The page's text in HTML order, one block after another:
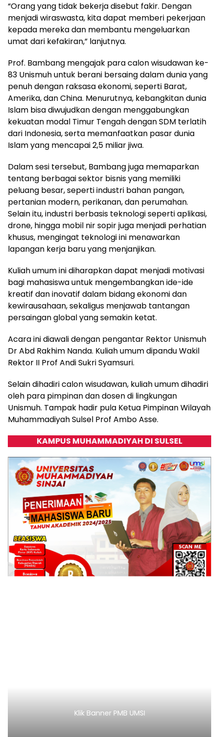
“Orang yang tidak bekerja disebut fakir. Dengan
menjadi wiraswasta, kita dapat memberi pekerjaan
kepada mereka dan membantu mengeluarkan
umat dari kefakiran,” lanjutnya.
Prof. Bambang mengajak para calon wisudawan ke-
83 Unismuh untuk berani bersaing dalam dunia yang
penuh dengan raksasa ekonomi, seperti Barat,
Amerika, dan China. Menurutnya, kebangkitan dunia
Islam bisa diwujudkan dengan menggabungkan
kekuatan modal Timur Tengah dengan SDM terlatih
dari Indonesia, serta memanfaatkan pasar dunia
Islam yang mencapai 2,5 miliar jiwa.
Dalam sesi tersebut, Bambang juga memaparkan
tentang berbagai sektor bisnis yang memiliki
peluang besar, seperti industri bahan pangan,
pertanian modern, perikanan, dan perumahan.
Selain itu, industri berbasis teknologi seperti aplikasi,
drone, hingga mobil nir sopir juga menjadi perhatian
khusus, mengingat teknologi ini menawarkan
lapangan kerja baru yang menjanjikan.
Kuliah umum ini diharapkan dapat menjadi motivasi
bagi mahasiswa untuk mengembangkan ide-ide
kreatif dan inovatif dalam bidang ekonomi dan
kewirausahaan, sekaligus menjawab tantangan
persaingan global yang semakin ketat.
Acara ini diawali dengan pengantar Rektor Unismuh
Dr Abd Rakhim Nanda. Kuliah umum dipandu Wakil
Rektor II Prof Andi Sukri Syamsuri.
Selain dihadiri calon wisudawan, kuliah umum dihadiri
oleh para pimpinan dan dosen di lingkungan
Unismuh. Tampak hadir pula Ketua Pimpinan Wilayah
Muhammadiyah Sulsel Prof Ambo Asse.
KAMPUS MUHAMMADIYAH DI SULSEL
Klik Banner PMB UMSI